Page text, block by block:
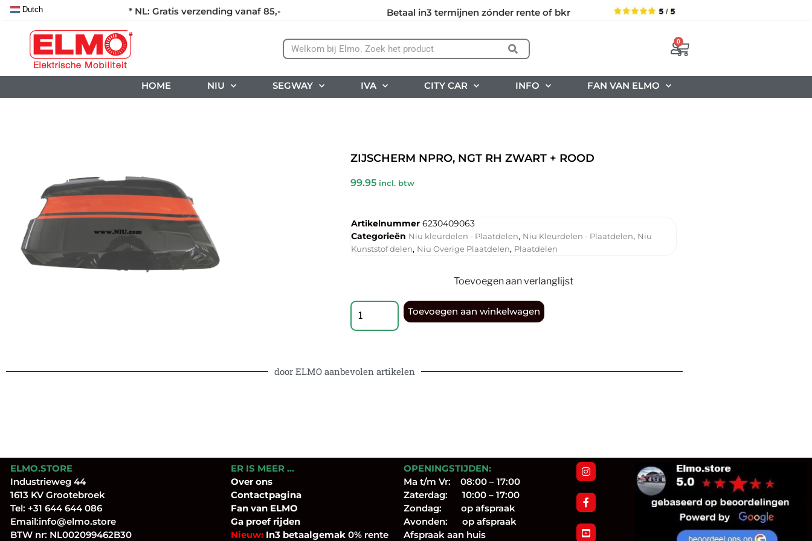
* NL: Gratis verzending vanaf 85,- Betaal in3 termijnen zónder rente of bkr
Dutch
0
HOME NIU SEGWAY IVA CITY CAR INFO FAN VAN ELMO
ZIJSCHERM NPRO, NGT RH ZWART + ROOD
99.95 incl. btw
Artikelnummer 6230409063
Categorieën Niu kleurdelen - Plaatdelen, Niu Kleurdelen - Plaatdelen, Niu
Kunststof delen, Niu Overige Plaatdelen, Plaatdelen
Toevoegen aan verlanglijst
Toevoegen aan winkelwagen
door ELMO aanbevolen artikelen
ELMO.STORE
Industrieweg 44
1613 KV Grootebroek
Tel: +31 644 644 086
Email:info@elmo.store
BTW nr: NL002099462B30
ER IS MEER …
Over ons
Contactpagina
Fanvan ELMO
Ga proef rijden
Nieuw:In3 betaalgemak 0% rente
OPENINGSTIJDEN:
Ma t/m Vr: 08:00 – 17:00
Zaterdag: 10:00 – 17:00
Zondag: op afspraak
Avonden: op afspraak
Afspraak aan huis